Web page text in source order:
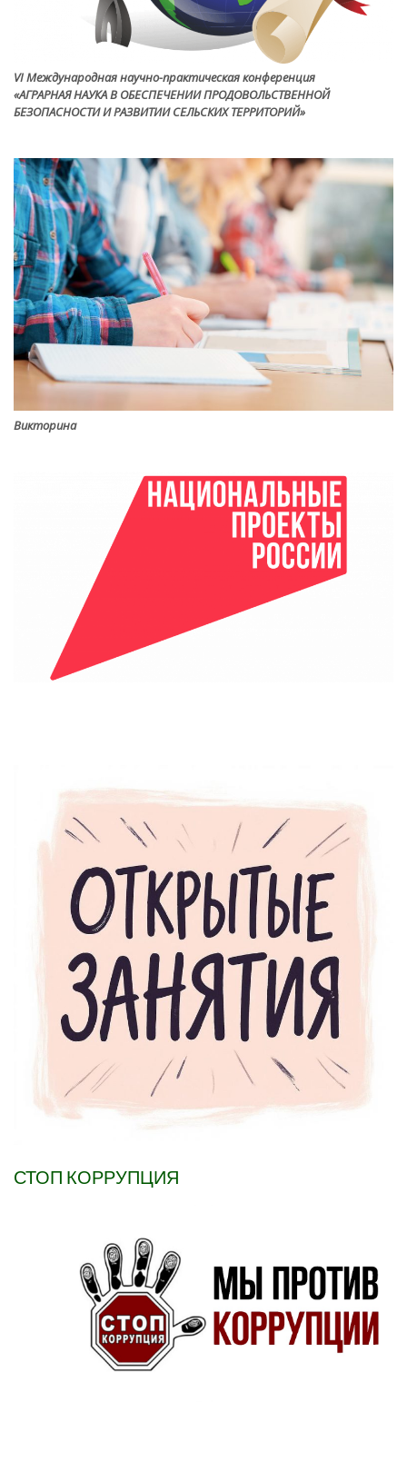
VI Международная научно-практическая конференция
«АГРАРНАЯ НАУКА В ОБЕСПЕЧЕНИИ ПРОДОВОЛЬСТВЕННОЙ
БЕЗОПАСНОСТИ И РАЗВИТИИ СЕЛЬСКИХ ТЕРРИТОРИЙ»
Викторина
СТОП КОРРУПЦИЯ